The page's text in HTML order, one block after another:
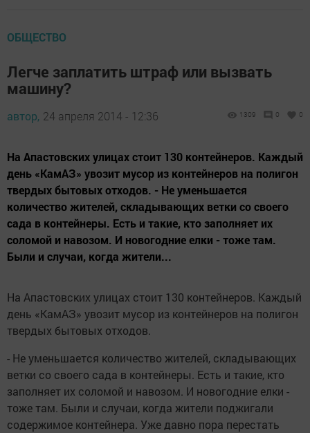
ОБЩЕСТВО
Легче заплатить штраф или вызвать
машину?
автор, 24 апреля 2014 - 12:36 1309 0 0
На Апастовских улицах стоит 130 контейнеров. Каждый
день «КамАЗ» увозит мусор из контейнеров на полигон
твердых бытовых отходов. - Не уменьшается
количество жителей, складывающих ветки со своего
сада в контейнеры. Есть и такие, кто заполняет их
соломой и навозом. И новогодние елки - тоже там.
Были и случаи, когда жители...
На Апастовских улицах стоит 130 контейнеров. Каждый
день «КамАЗ» увозит мусор из контейнеров на полигон
твердых бытовых отходов.
- Не уменьшается количество жителей, складывающих
ветки со своего сада в контейнеры. Есть и такие, кто
заполняет их соломой и навозом. И новогодние елки -
тоже там. Были и случаи, когда жители поджигали
содержимое контейнера. Уже давно пора перестать